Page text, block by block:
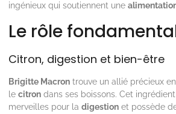
ingénieux qui soutiennent une
Le rôle
Citron, digestion et bien-être
Brigitte Macron trouve un allié précieux
le citron dans ses boissons. Cet
merveilles pour la digestion et possède